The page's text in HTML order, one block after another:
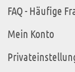
FAQ - Häufige
Mein Konto